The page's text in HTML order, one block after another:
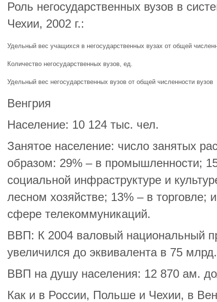
Роль негосударственных вузов в
Чехии, 2002 г.:
Удельный вес учащихся в негосударственных вузах от общей
Количество негосударственных вузов, ед.
Удельный вес негосударственных вузов от общей численности вузов
Венгрия
Население: 10 124 тыс. чел.
Занятое население: число занятых
образом: 29% – в промышленности;
социальной инфраструктуре и
лесном хозяйстве; 13% – в торговле;
сфере телекоммуникаций.
ВВП: К 2004 валовый национальный
увеличился до эквивалента в 75
ВВП на душу населения: 12 870 ам.
Как и в России, Польше и Чехии, в